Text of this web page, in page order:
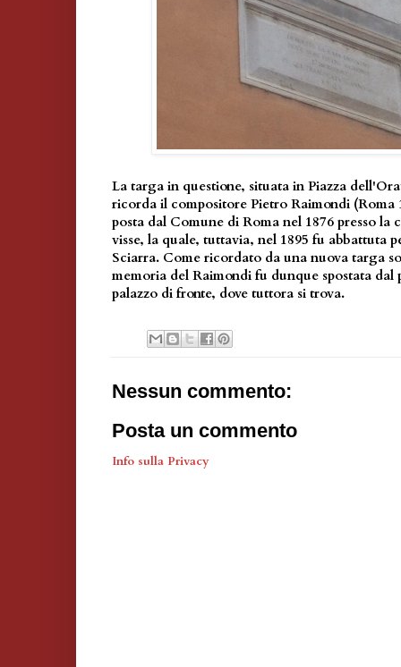
La targa in questione, situata in Piazza
ricorda il compositore Pietro Raimondi (Roma
posta dal Comune di Roma nel 1876 presso la
visse, la quale, tuttavia, nel 1895 fu abbattuta
Sciarra. Come ricordato da una nuova targa
memoria del Raimondi fu dunque spostata dal
palazzo di fronte, dove tuttora si trova.
Nessun commento:
Posta un commento
Info sulla Privacy